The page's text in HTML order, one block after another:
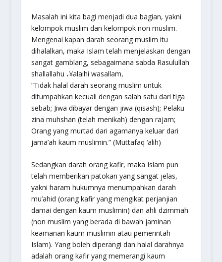
Masalah ini kita bagi menjadi dua bagian, yakni
kelompok muslim dan kelompok non muslim.
Mengenai kapan darah seorang muslim itu
dihalalkan, maka Islam telah menjelaskan dengan
sangat gamblang, sebagaimana sabda Rasulullah
shallallahu ،¥alaihi wasallam,
“Tidak halal darah seorang muslim untuk
ditumpahkan kecuali dengan salah satu dari tiga
sebab; Jiwa dibayar dengan jiwa (qisash); Pelaku
zina muhshan (telah menikah) dengan rajam;
Orang yang murtad dari agamanya keluar dari
jama’ah kaum muslimin.”(Muttafaq ‘alih)
Sedangkan darah orang kafir, maka Islam pun
telah memberikan patokan yang sangat jelas,
yakni haram hukumnya menumpahkan darah
mu’ahid (orang kafir yang mengikat perjanjian
damai dengan kaum muslimin) dan ahli dzimmah
(non muslim yang berada di bawah jaminan
keamanan kaum muslimin atau pemerintah
Islam). Yang boleh diperangi dan halal darahnya
adalah orang kafir yang memerangi kaum